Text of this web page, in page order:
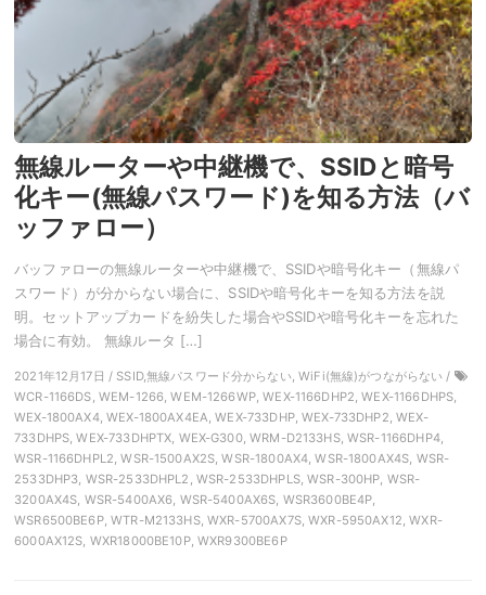
無線ルーターや中継機で、SSIDと暗号
化キー(無線パスワード)を知る方法（バ
ッファロー）
バッファローの無線ルーターや中継機で、SSIDや暗号化キー（無線パ
スワード）が分からない場合に、SSIDや暗号化キーを知る方法を説
明。セットアップカードを紛失した場合やSSIDや暗号化キーを忘れた
場合に有効。 無線ルータ […]
2021年12月17日 / SSID,無線パスワード分からない, WiFi(無線)がつながらない /
WCR-1166DS, WEM-1266, WEM-1266WP, WEX-1166DHP2, WEX-1166DHPS,
WEX-1800AX4, WEX-1800AX4EA, WEX-733DHP, WEX-733DHP2, WEX-
733DHPS, WEX-733DHPTX, WEX-G300, WRM-D2133HS, WSR-1166DHP4,
WSR-1166DHPL2, WSR-1500AX2S, WSR-1800AX4, WSR-1800AX4S, WSR-
2533DHP3, WSR-2533DHPL2, WSR-2533DHPLS, WSR-300HP, WSR-
3200AX4S, WSR-5400AX6, WSR-5400AX6S, WSR3600BE4P,
WSR6500BE6P, WTR-M2133HS, WXR-5700AX7S, WXR-5950AX12, WXR-
6000AX12S, WXR18000BE10P, WXR9300BE6P